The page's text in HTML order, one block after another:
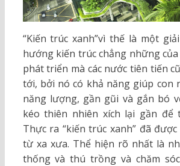
“Kiến trúc xanh”vì thế là một
hướng kiến trúc chẳng những
phát triển mà các nước tiên tiến
tới, bởi nó có khả năng giúp con
năng lượng, gần gũi và gắn bó
kéo thiên nhiên xích lại gần để
Thực ra “kiến trúc xanh” đã
từ xa xưa. Thể hiện rõ nhất là
thống và thú trồng và chăm